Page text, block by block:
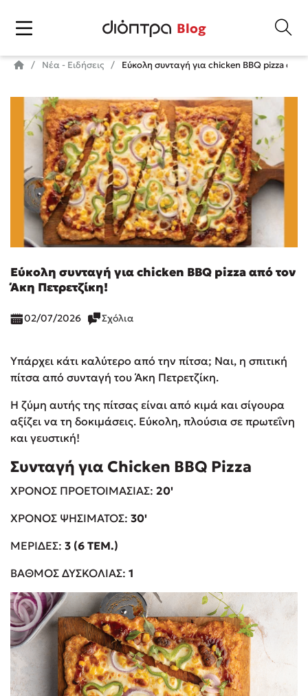
Blog
Νέα - Ειδήσεις Εύκολη συνταγή για chicken BBQ pizza από
Εύκολη συνταγή για chicken BBQ pizza από τον
Άκη Πετρετζίκη!
02/07/2026 Σχόλια
Υπάρχει κάτι καλύτερο από την πίτσα; Ναι, η σπιτική
πίτσα από συνταγή του Άκη Πετρετζίκη.
Η ζύμη αυτής της πίτσας είναι από κιμά και σίγουρα
αξίζει να τη δοκιμάσεις. Εύκολη, πλούσια σε πρωτεΐνη
και γευστική!
Συνταγή για Chicken BBQ Pizza
ΧΡΟΝΟΣ ΠΡΟΕΤΟΙΜΑΣΙΑΣ: 20'
ΧΡΟΝΟΣ ΨΗΣΙΜΑΤΟΣ: 30'
ΜΕΡΙΔΕΣ: 3 (6 TEM.)
ΒΑΘΜΟΣ ΔΥΣΚΟΛΙΑΣ: 1